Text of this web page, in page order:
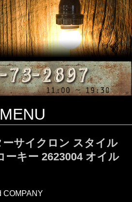
MENU
ーサイクロン スタイル
ーキー 2623004 オイル
COMPANY